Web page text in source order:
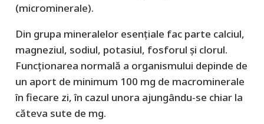
(microminerale).
Din grupa mineralelor esențiale fac parte calciul,
magneziul, sodiul, potasiul, fosforul și clorul.
Funcționarea normală a organismului depinde de
un aport de minimum 100 mg de macrominerale
în fiecare zi, în cazul unora ajungându-se chiar la
căteva sute de mg.